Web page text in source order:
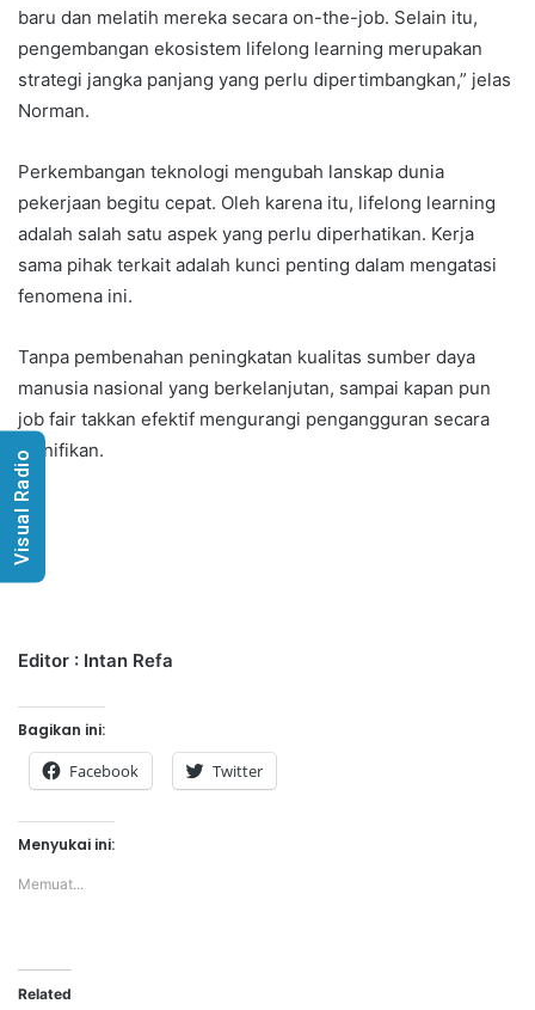
baru dan melatih mereka secara on-the-job. Selain itu,
pengembangan ekosistem lifelong learning merupakan
strategi jangka panjang yang perlu dipertimbangkan,” jelas
Norman.
Perkembangan teknologi mengubah lanskap dunia
pekerjaan begitu cepat. Oleh karena itu, lifelong learning
adalah salah satu aspek yang perlu diperhatikan. Kerja
sama pihak terkait adalah kunci penting dalam mengatasi
fenomena ini.
Tanpa pembenahan peningkatan kualitas sumber daya
manusia nasional yang berkelanjutan, sampai kapan pun
job fair takkan efektif mengurangi pengangguran secara
signifikan.
Editor : Intan Refa
Bagikan ini:
Facebook Twitter
Menyukai ini:
Memuat...
Related
Visual Radio